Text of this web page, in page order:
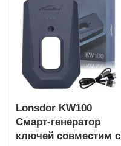
ключ клоны с
адаптерной базой
для всех марок
Lonsdor KW100
Смарт-генератор
ключей совместим с